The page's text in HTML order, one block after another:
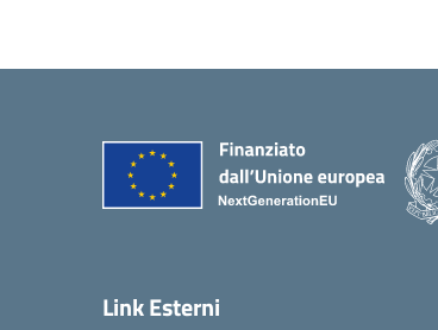
Link Esterni